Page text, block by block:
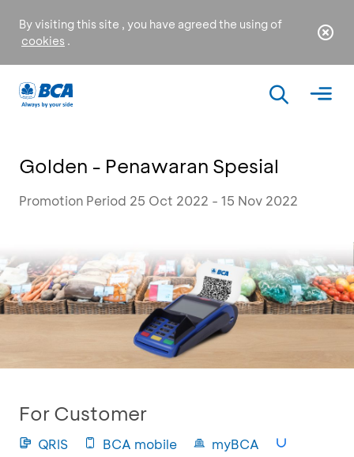
By visiting this site , you have agreed the using of
cookies .
Golden - Penawaran Spesial
Promotion Period 25 Oct 2022 - 15 Nov 2022
For Customer
QRIS BCA mobile
myBCA